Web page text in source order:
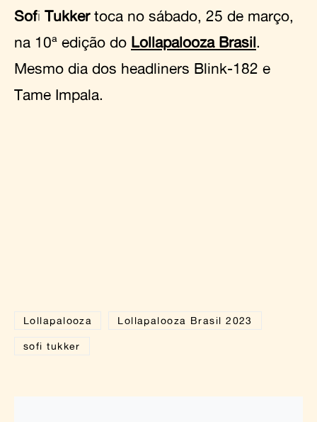
Sofi Tukker toca no sábado, 25 de março,
na 10ª edição do Lollapalooza Brasil.
Mesmo dia dos headliners Blink-182 e
Tame Impala.
Lollapalooza Lollapalooza Brasil 2023
sofi tukker